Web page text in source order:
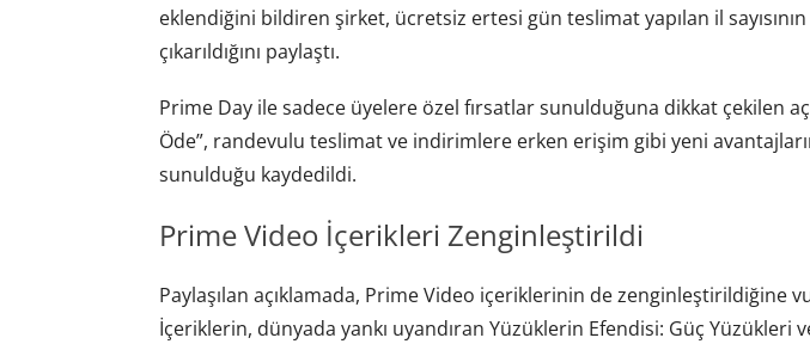
eklendiğini bildiren şirket, ücretsiz ertesi gün teslimat yapılan il sayısının
çıkarıldığını paylaştı.
Prime Day ile sadece üyelere özel fırsatlar sunulduğuna dikkat çekilen
Öde”, randevulu teslimat ve indirimlere erken erişim gibi yeni
sunulduğu kaydedildi.
Prime Video İçerikleri Zenginleştirildi
Paylaşılan açıklamada, Prime Video içeriklerinin de zenginleştirildiğine
İçeriklerin, dünyada yankı uyandıran Yüzüklerin Efendisi: Güç Yüzükleri